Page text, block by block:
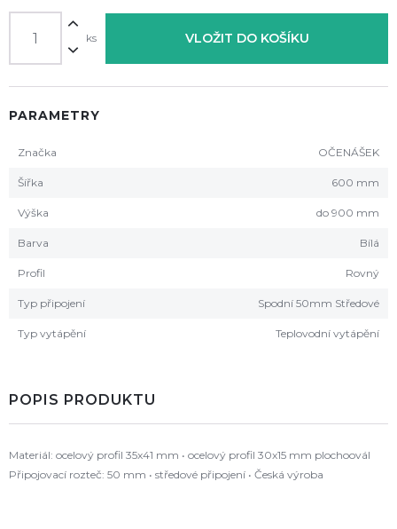
ks VLOŽIT DO KOŠÍKU
PARAMETRY
Značka OČENÁŠEK
Šířka 600 mm
Výška do 900 mm
Barva Bílá
Profil Rovný
Typ připojení Spodní 50mm Středové
Typ vytápění Teplovodní vytápění
POPIS PRODUKTU
Materiál: ocelový profil 35x41 mm • ocelový profil 30x15 mm plochoovál
Připojovací rozteč: 50 mm • středové připojení • Česká výroba